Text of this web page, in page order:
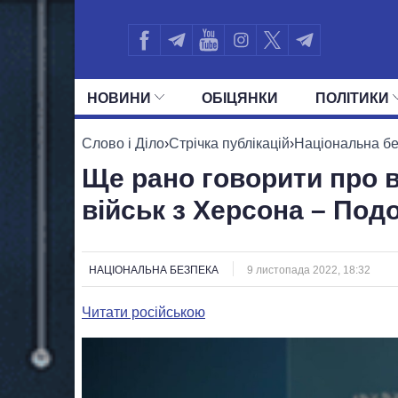
НОВИНИ ОБIЦЯНКИ ПОЛIТИКИ
УСІ ПОЛІТИКИ ПРЕЗИДЕНТ І
Слово і Діло›Стрічка публікацій›Національна
Ще рано говорити про
військ з Херсона –
НАЦІОНАЛЬНА БЕЗПЕКА 9 листопада 2022, 18:32
Читати російською